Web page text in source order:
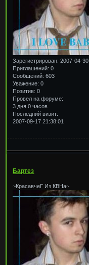
Зарегистрирован: 2007-04-30
Приглашений: 0
Сообщений: 603
Уважение: 0
Позитив: 0
Провел на форуме:
3 дня 0 часов
Последний визит:
2007-09-17 21:38:01
Бартез
~КрасавчеГ Из КВНа~